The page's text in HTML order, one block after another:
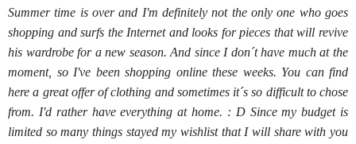
Summer time is over and I'm definitely not the only one who goes
shopping and surfs the Internet and looks for pieces that will revive
his wardrobe for a new season. And since I don´t have much at the
moment, so I've been shopping online these weeks. You can find
here a great offer of clothing and sometimes it´s so difficult to chose
from. I'd rather have everything at home. : D Since my budget is
limited so many things stayed my wishlist that I will share with you